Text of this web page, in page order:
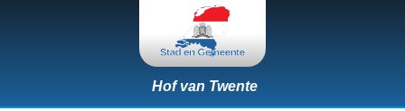
Hof van Twente